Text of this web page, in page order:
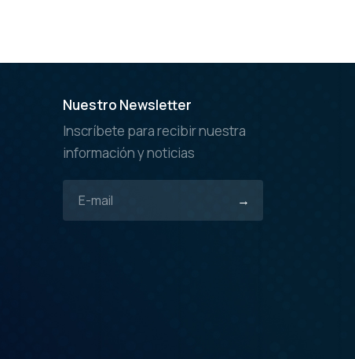
Nuestro Newsletter
Inscríbete para recibir nuestra
información y noticias